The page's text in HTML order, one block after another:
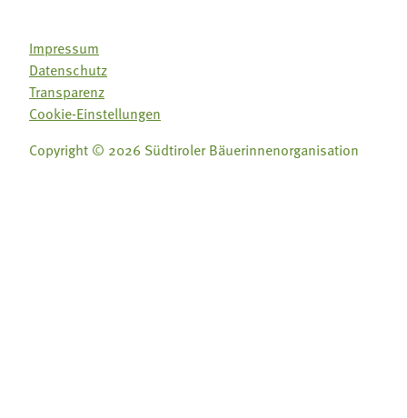
Impressum
Datenschutz
Transparenz
Cookie-Einstellungen
Copyright © 2026 Südtiroler Bäuerinnenorganisation